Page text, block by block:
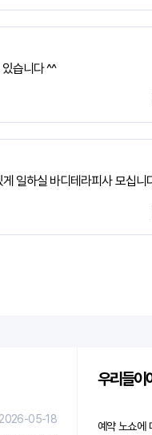
습니다 ^^
일하실 바디테라피사 모십니
2026-05-18
우리들이
예약 노쇼에